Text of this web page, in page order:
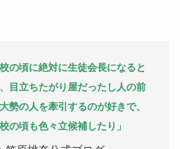
校の頃に絶対に生徒会長になると
目立ちたがり屋だったし人の前
勢の人を牽引するのが好きで、
の頃も色々立候補したり」